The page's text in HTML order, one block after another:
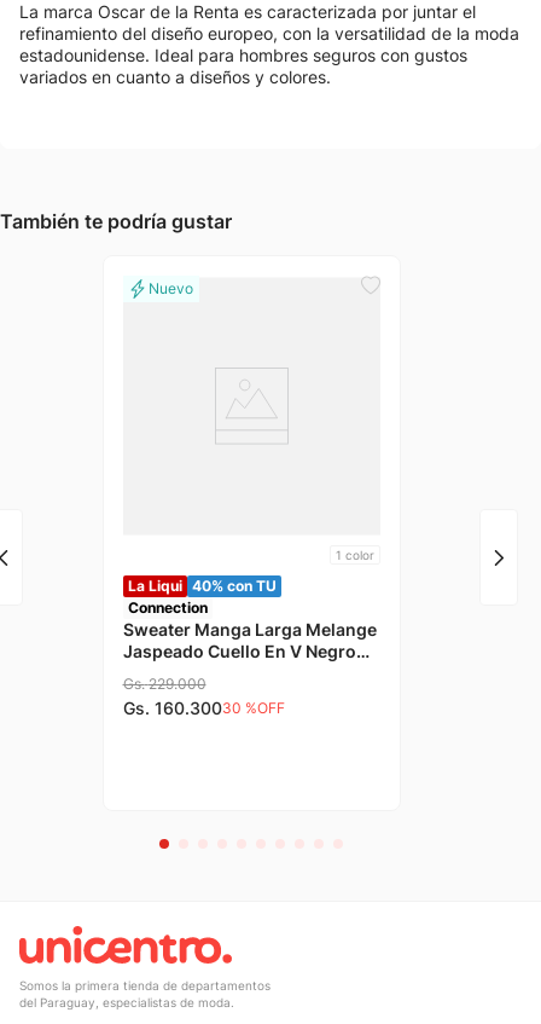
La marca Oscar de la Renta es caracterizada por juntar el
refinamiento del diseño europeo, con la versatilidad de la moda
estadounidense. Ideal para hombres seguros con gustos
variados en cuanto a diseños y colores.
También te podría gustar
1 color
La Liqui 40% con TU
Connection
Sweater Manga Larga Melange
Jaspeado Cuello En V Negro
Gs. 229.000
Gs. 160.30030 %OFF
Somos la primera tienda de departamentos
del Paraguay, especialistas de moda.